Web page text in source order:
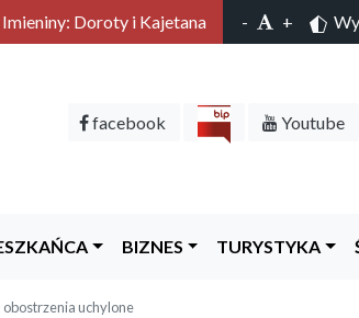
Doroty i Kajetana - +
facebook Youtube
BIZNES TURYSTYKA
obostrzenia uchylone